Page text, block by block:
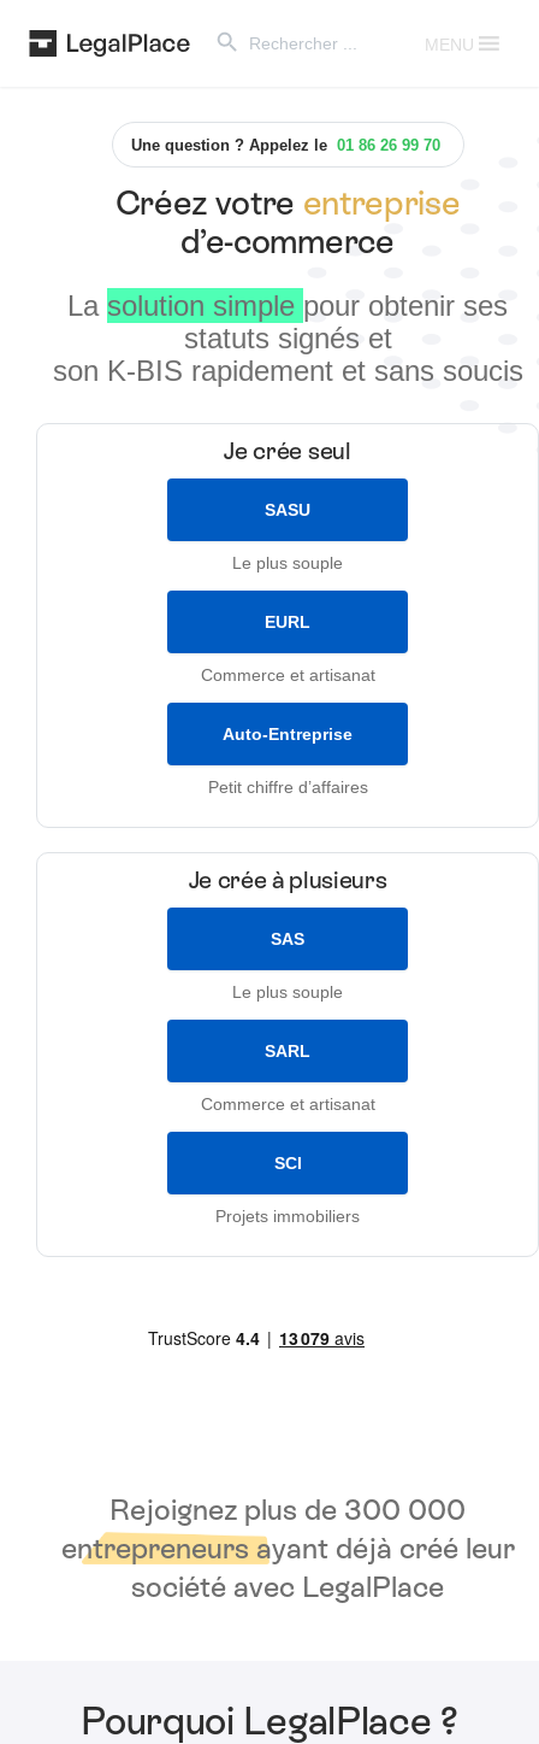
for:
MENU
Une question ? Appelez le 01 86 26 99 70
Créez votre entreprise
d’e-commerce
La solution simple pour obtenir ses
statuts signés et
son K-BIS rapidement et sans soucis
Je crée seul
SASU
Le plus souple
EURL
Commerce et artisanat
Auto-Entreprise
Petit chiffre d’affaires
Je crée à plusieurs
SAS
Le plus souple
SARL
Commerce et artisanat
SCI
Projets immobiliers
Rejoignez plus de 300 000
entrepreneurs ayant déjà créé leur
société avec LegalPlace
Pourquoi LegalPlace ?